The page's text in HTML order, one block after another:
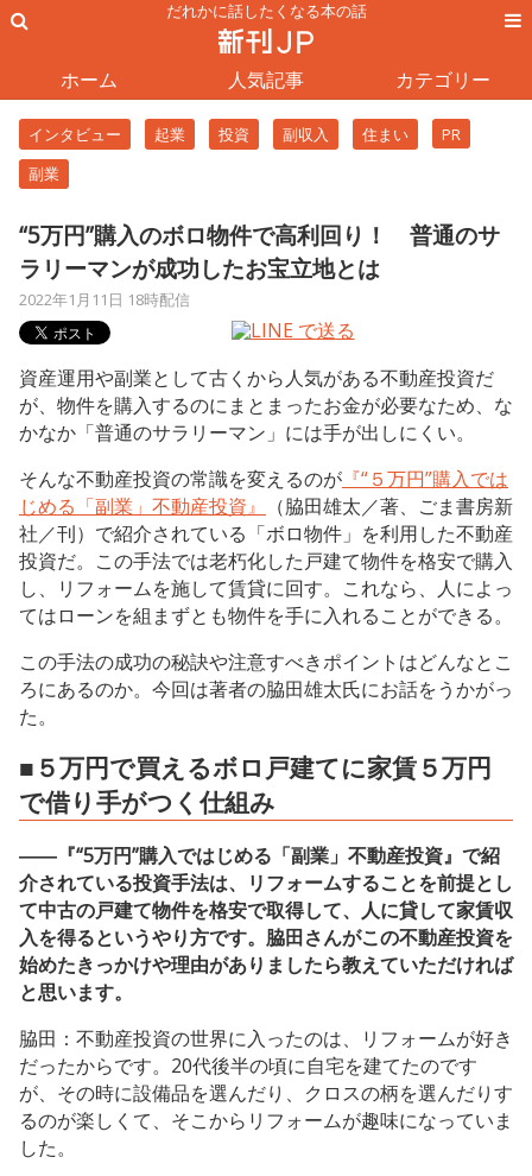
だれかに話したくなる本の話
ホーム 人気記事 カテゴリー
インタビュー 起業 投資 副収入 住まい
PR
副業
“5万円”購入のボロ物件で高利回り！ 普通のサ
ラリーマンが成功したお宝立地とは
2022年1月11日 18時配信
資産運用や副業として古くから人気がある不動産投資だ
が、物件を購入するのにまとまったお金が必要なため、な
かなか「普通のサラリーマン」には手が出しにくい。
そんな不動産投資の常識を変えるのが 『“５万円”購入では
じめる「副業」不動産投資』
（脇田雄太／著、ごま書房新
社／刊）で紹介されている「ボロ物件」を利用した不動産
投資だ。この手法では老朽化した戸建て物件を格安で購入
し、リフォームを施して賃貸に回す。これなら、人によっ
てはローンを組まずとも物件を手に入れることができる。
この手法の成功の秘訣や注意すべきポイントはどんなとこ
ろにあるのか。今回は著者の脇田雄太氏にお話をうかがっ
た。
■５万円で買えるボロ戸建てに家賃５万円
で借り手がつく仕組み
――『“5万円”購入ではじめる「副業」不動産投資』で紹
介されている投資手法は、リフォームすることを前提とし
て中古の戸建て物件を格安で取得して、人に貸して家賃収
入を得るというやり方です。脇田さんがこの不動産投資を
始めたきっかけや理由がありましたら教えていただければ
と思います。
脇田：不動産投資の世界に入ったのは、リフォームが好き
だったからです。20代後半の頃に自宅を建てたのです
が、その時に設備品を選んだり、クロスの柄を選んだりす
るのが楽しくて、そこからリフォームが趣味になっていま
した。